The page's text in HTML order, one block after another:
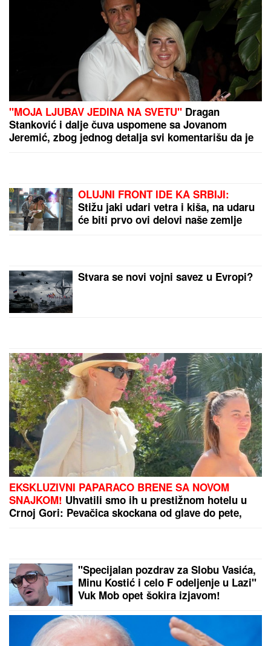
"MOJA LJUBAV JEDINA NA SVETU" Dragan
Stanković i dalje čuva uspomene sa Jovanom
Jeremić, zbog jednog detalja svi komentarišu da je
OLUJNI FRONT IDE KA SRBIJI:
Stižu jaki udari vetra i kiša, na udaru
će biti prvo ovi delovi naše zemlje
Stvara se novi vojni savez u Evropi?
EKSKLUZIVNI PAPARACO BRENE SA NOVOM
SNAJKOM! Uhvatili smo ih u prestižnom hotelu u
Crnoj Gori: Pevačica skockana od glave do pete,
"Specijalan pozdrav za Slobu Vasića,
Minu Kostić i celo F odeljenje u Lazi"
Vuk Mob opet šokira izjavom!